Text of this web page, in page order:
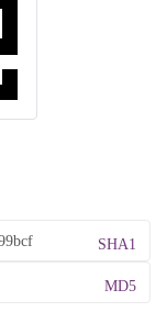
SHA1
MD5